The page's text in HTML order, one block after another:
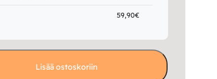
59,90€
Lisää ostoskoriin